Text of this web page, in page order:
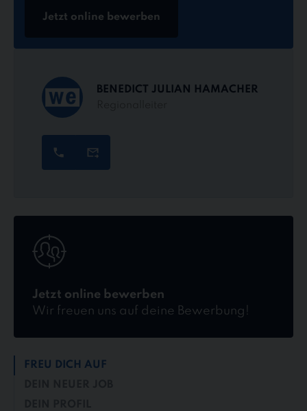
Jetzt online bewerben
BENEDICT JULIAN HAMACHER
Jetzt online bewerben
Wir freuen uns auf deine Bewerbung!
online
bewerben
FREU DICH AUF